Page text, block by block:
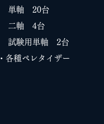
単軸 20台
二軸 4台
試験用単軸 2台
・各種ペレタイザー